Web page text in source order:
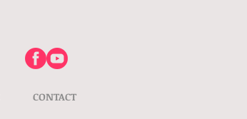
CONTACT